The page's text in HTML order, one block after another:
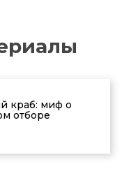
краб: миф о
отборе